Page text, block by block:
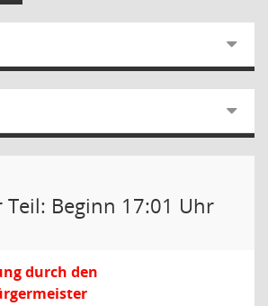
Beginn 17:01 Uhr
durch den